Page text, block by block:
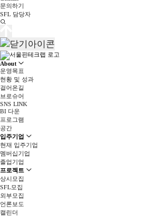
문의하기
SFL 담당자
About
운영목표
현황 및 성과
걸어온길
브로슈어
SNS LINK
BI 다운
프로그램
공간
입주기업
현재 입주기업
멤버십기업
졸업기업
프로젝트
상시모집
SFL모집
외부모집
언론보도
캘린더